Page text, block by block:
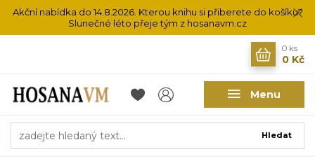
Akční nabídka do 14.8.2026. Kterou knihu si přiberete do košíku?
Slunečné léto přeje tým z hosanavm.cz
Menu
Hledat
0 ks
0 Kč